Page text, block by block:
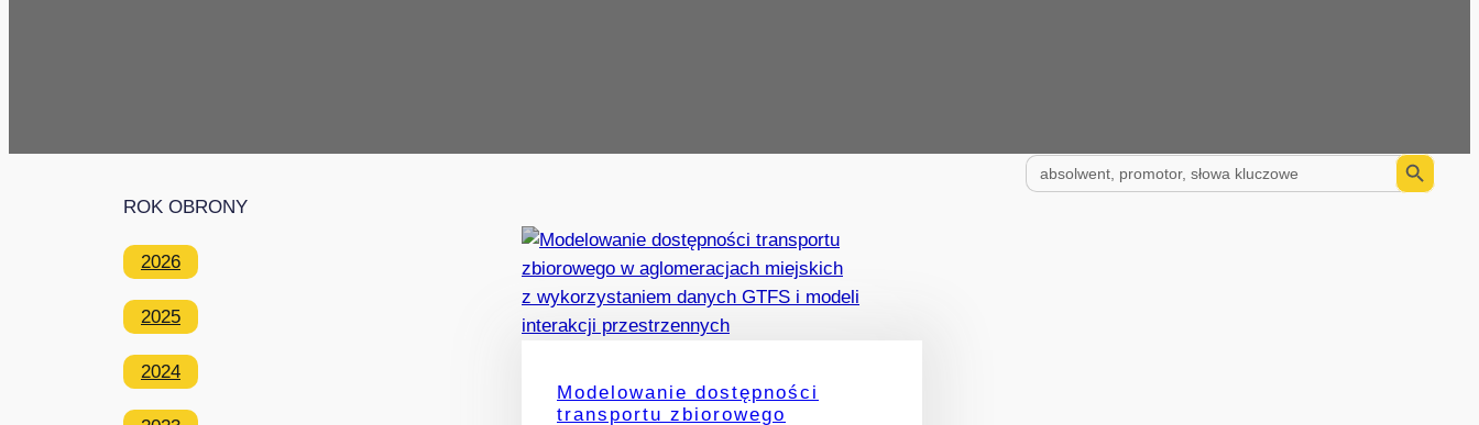
Search
for:
Search Button
ROK OBRONY
2026
2025
2024
Modelowanie dostępności
transportu zbiorowego